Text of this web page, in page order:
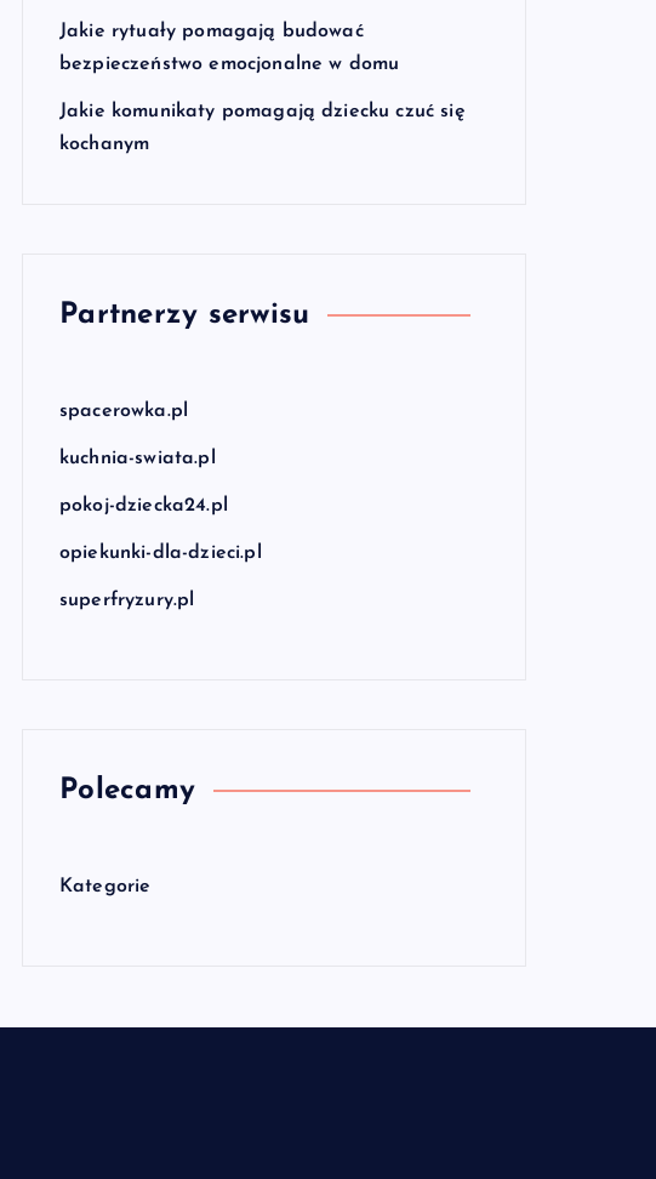
Jakie rytuały pomagają budować
bezpieczeństwo emocjonalne w domu
Jakie komunikaty pomagają dziecku czuć się
kochanym
Partnerzy serwisu
spacerowka.pl
kuchnia-swiata.pl
pokoj-dziecka24.pl
opiekunki-dla-dzieci.pl
superfryzury.pl
Polecamy
Kategorie